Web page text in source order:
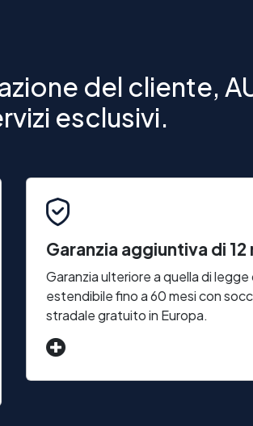
del cliente,
esclusivi.
Garanzia aggiuntiva di 12
Garanzia ulteriore a quella di legge
estendibile fino a 60 mesi con
stradale gratuito in Europa.